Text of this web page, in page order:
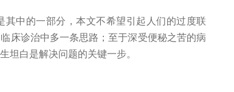
中的一部分，本文不希望引起人们的过度联
床诊治中多一条思路；至于深受便秘之苦的病
坦白是解决问题的关键一步。